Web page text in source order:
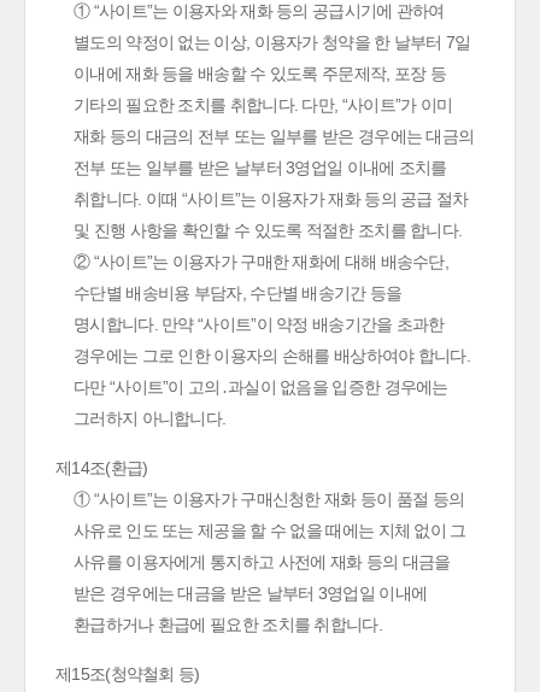
① “사이트”는 이용자와 재화 등의 공급시기에 관하여
별도의 약정이 없는 이상, 이용자가 청약을 한 날부터 7일
이내에 재화 등을 배송할 수 있도록 주문제작, 포장 등
기타의 필요한 조치를 취합니다. 다만, “사이트”가 이미
재화 등의 대금의 전부 또는 일부를 받은 경우에는 대금의
전부 또는 일부를 받은 날부터 3영업일 이내에 조치를
취합니다. 이때 “사이트”는 이용자가 재화 등의 공급 절차
및 진행 사항을 확인할 수 있도록 적절한 조치를 합니다.
② “사이트”는 이용자가 구매한 재화에 대해 배송수단,
수단별 배송비용 부담자, 수단별 배송기간 등을
명시합니다. 만약 “사이트”이 약정 배송기간을 초과한
경우에는 그로 인한 이용자의 손해를 배상하여야 합니다.
다만 “사이트”이 고의․과실이 없음을 입증한 경우에는
그러하지 아니합니다.
제14조(환급)
① “사이트”는 이용자가 구매신청한 재화 등이 품절 등의
사유로 인도 또는 제공을 할 수 없을 때에는 지체 없이 그
사유를 이용자에게 통지하고 사전에 재화 등의 대금을
받은 경우에는 대금을 받은 날부터 3영업일 이내에
환급하거나 환급에 필요한 조치를 취합니다.
제15조(청약철회 등)